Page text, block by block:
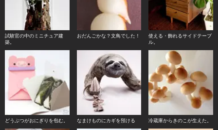
試験官の中のミニチュア建
築。
おだんごかな？文鳥でした！
使える・飾れるサイドテーブ
ル。
どうぶつがおにぎりを包む。 なまけものにカギを預ける 冷蔵庫からきのこが生えた。